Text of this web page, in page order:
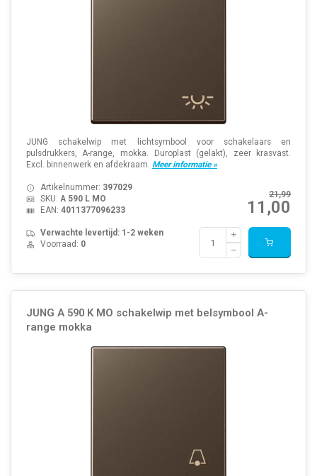
JUNG schakelwip met lichtsymbool voor schakelaars en
pulsdrukkers, A-range, mokka. Duroplast (gelakt), zeer krasvast.
Excl. binnenwerk en afdekraam. Meer informatie »
21,99
11,00
Artikelnummer: 397029
SKU: A 590 L MO
EAN: 4011377096233
Verwachte levertijd: 1-2 weken
Voorraad: 0
JUNG A 590 K MO schakelwip met belsymbool A-
range mokka